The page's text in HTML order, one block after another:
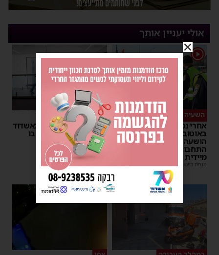
אולי יעניין אותך
1
השעיה מיידית
אחרי נסיעת האימים
באוטובוס מאשדוד: הנהג
הושעה מתפקידו – משרד
התחבורה הורה על בדיקה
מיידית
מנחם דויטש
ליבו שב לפעום
אדם התמוטט בביתו באשדוד
– כוחות ההצלה ביצעו בו
פעולות החייאה
מנחם דויטש |
17:35
1 פרסומת